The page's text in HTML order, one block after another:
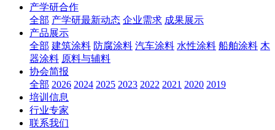
产学研合作
全部 产学研最新动态 企业需求 成果展示
产品展示
全部 建筑涂料 防腐涂料 汽车涂料 水性涂料 船舶涂料 木
器涂料 原料与辅料
协会简报
全部 2026 2024 2025 2023 2022 2021 2020 2019
培训信息
行业专家
联系我们